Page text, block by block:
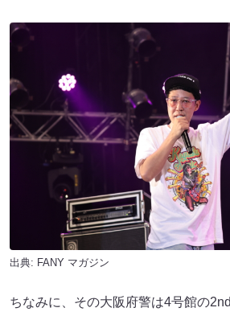
出典: FANY マガジン
ちなみに、その大阪府警は4号館の